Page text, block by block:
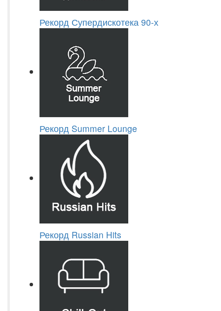
Рекорд Супердискотека 90-х
Рекорд Summer Lounge
Рекорд Russian Hits